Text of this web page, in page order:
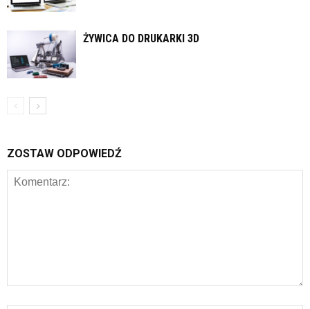
ŻYWICA DO DRUKARKI 3D
ZOSTAW ODPOWIEDŹ